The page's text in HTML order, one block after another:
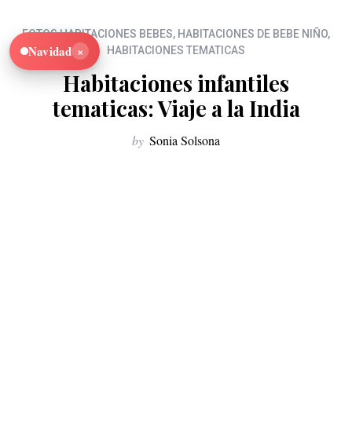
FOTOS HABITACIONES BEBES, HABITACIONES DE BEBE NIÑO,
HABITACIONES TEMATICAS
Habitaciones infantiles
tematicas: Viaje a la India
by Sonia Solsona
Navidad ×